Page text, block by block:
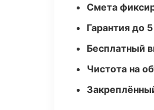
Смета
Гарантия до
Бесплатный
Чистота на